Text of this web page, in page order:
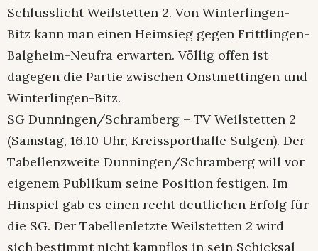
Schlusslicht Weilstetten 2. Von Winterlingen-
Bitz kann man einen Heimsieg gegen Frittlingen-
Balgheim-Neufra erwarten. Völlig offen ist
dagegen die Partie zwischen Onstmettingen und
Winterlingen-Bitz.
SG Dunningen/Schramberg – TV Weilstetten 2
(Samstag, 16.10 Uhr, Kreissporthalle Sulgen). Der
Tabellenzweite Dunningen/Schramberg will vor
eigenem Publikum seine Position festigen. Im
Hinspiel gab es einen recht deutlichen Erfolg für
die SG. Der Tabellenletzte Weilstetten 2 wird
sich bestimmt nicht kampflos in sein Schicksal